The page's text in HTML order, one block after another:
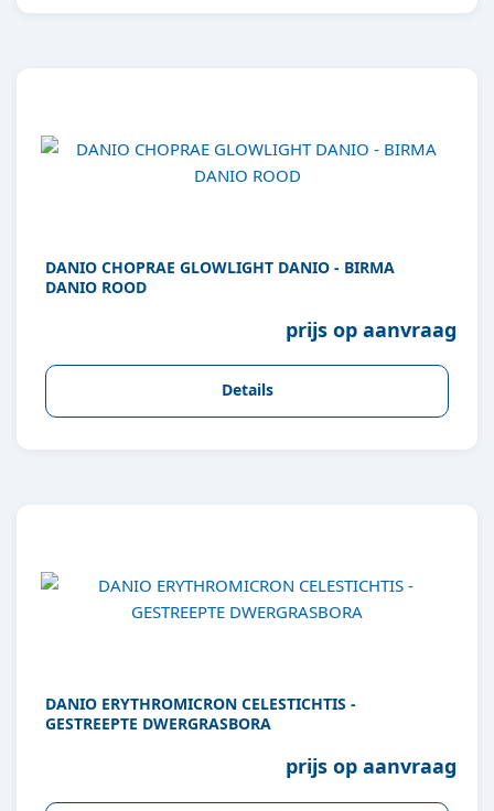
DANIO CHOPRAE GLOWLIGHT DANIO - BIRMA
DANIO ROOD
prijs op aanvraag
Details
DANIO ERYTHROMICRON CELESTICHTIS -
GESTREEPTE DWERGRASBORA
prijs op aanvraag